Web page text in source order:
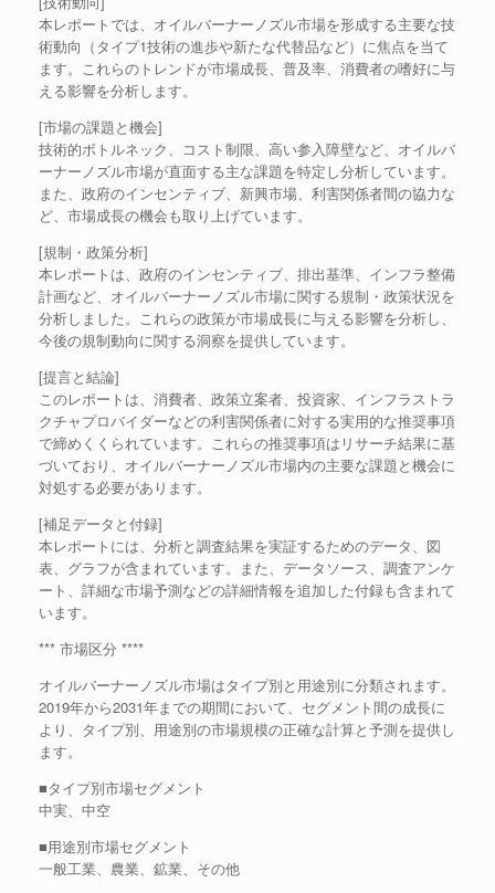
本レポートでは、オイルバーナーノズル市場を形成する主要な技
術動向（タイプ1技術の進歩や新たな代替品など）に焦点を当て
ます。これらのトレンドが市場成長、普及率、消費者の嗜好に与
える影響を分析します。
[市場の課題と機会]
技術的ボトルネック、コスト制限、高い参入障壁など、オイルバ
ーナーノズル市場が直面する主な課題を特定し分析しています。
また、政府のインセンティブ、新興市場、利害関係者間の協力な
ど、市場成長の機会も取り上げています。
[規制・政策分析]
本レポートは、政府のインセンティブ、排出基準、インフラ整備
計画など、オイルバーナーノズル市場に関する規制・政策状況を
分析しました。これらの政策が市場成長に与える影響を分析し、
今後の規制動向に関する洞察を提供しています。
[提言と結論]
このレポートは、消費者、政策立案者、投資家、インフラストラ
クチャプロバイダーなどの利害関係者に対する実用的な推奨事項
で締めくくられています。これらの推奨事項はリサーチ結果に基
づいており、オイルバーナーノズル市場内の主要な課題と機会に
対処する必要があります。
[補足データと付録]
本レポートには、分析と調査結果を実証するためのデータ、図
表、グラフが含まれています。また、データソース、調査アンケ
ート、詳細な市場予測などの詳細情報を追加した付録も含まれて
います。
*** 市場区分 ****
オイルバーナーノズル市場はタイプ別と用途別に分類されます。
2019年から2031年までの期間において、セグメント間の成長に
より、タイプ別、用途別の市場規模の正確な計算と予測を提供し
ます。
■タイプ別市場セグメント
中実、中空
■用途別市場セグメント
一般工業、農業、鉱業、その他